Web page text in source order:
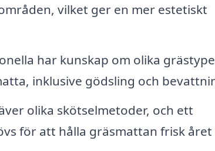
vilket ger en mer estetiskt
har kunskap om olika
inklusive gödsling och
olika skötselmetoder, och ett
för att hålla gräsmattan frisk